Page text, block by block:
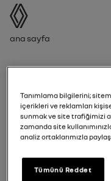
kullanıcı kılavuzu
Gezinti çubuğu
Ana sayfa
Tyre
Tanımlama bilgilerini;
içerikleri ve reklamları
sunmak ve site trafiğimizi
zamanda site
analiz ortaklarımızla
Tümünü Reddet